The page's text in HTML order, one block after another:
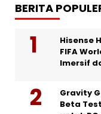
BERITA
Hisense
FIFA
Imersif
Gravity
Beta